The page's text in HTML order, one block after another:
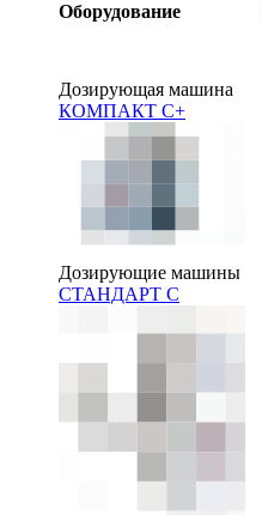
Оборудование
Дозирующая машина
КОМПАКТ С+
Дозирующие машины
СТАНДАРТ С